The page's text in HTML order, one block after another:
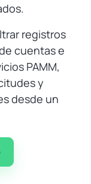
registros
cuentas e
PAMM,
y
desde un